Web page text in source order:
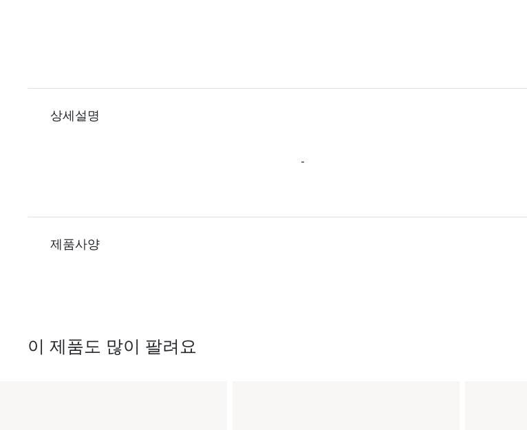
상세설명
-
제품사양
이 제품도 많이 팔려요